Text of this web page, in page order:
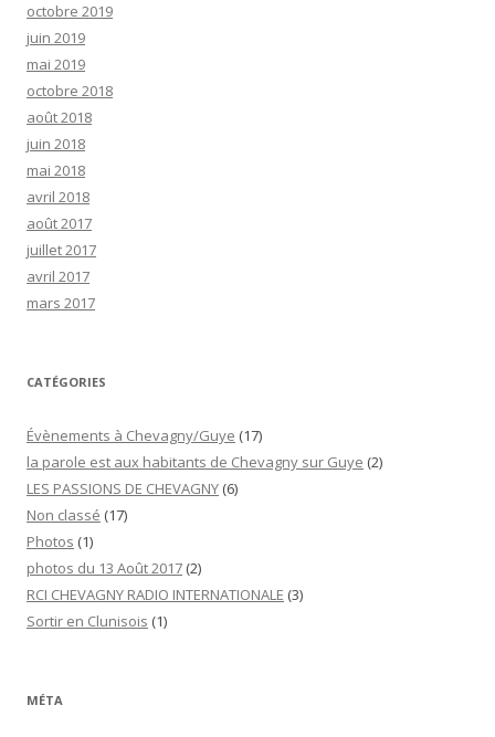
octobre 2019
juin 2019
mai 2019
octobre 2018
août 2018
juin 2018
mai 2018
avril 2018
août 2017
juillet 2017
avril 2017
mars 2017
CATÉGORIES
Évènements à Chevagny/Guye (17)
la parole est aux habitants de Chevagny sur Guye (2)
LES PASSIONS DE CHEVAGNY (6)
Non classé (17)
Photos (1)
photos du 13 Août 2017 (2)
RCI CHEVAGNY RADIO INTERNATIONALE (3)
Sortir en Clunisois (1)
MÉTA